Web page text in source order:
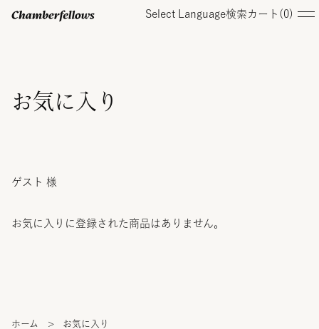
Select Language検索 カート( 0)
コレクション
店舗
お気に入り
ゲスト 様
お気に入りに登録された商品はありません。
ホーム > お気に入り